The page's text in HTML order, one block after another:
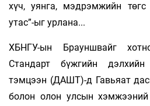
хүч, уянга, мэдрэмжийн төгс
утас”-ыг урлана...
ХБНГУ-ын Брауншвайг
Стандарт бүжгийн
тэмцээн (ДАШТ)-д Гавьяат
болон олон улсын